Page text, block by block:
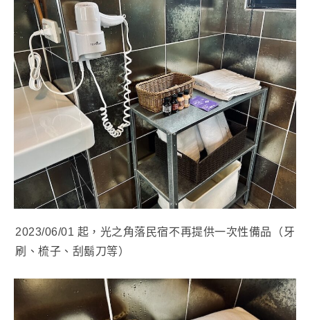
2023/06/01 起，光之角落民宿不再提供一次性備品（牙
刷、梳子、刮鬍刀等）